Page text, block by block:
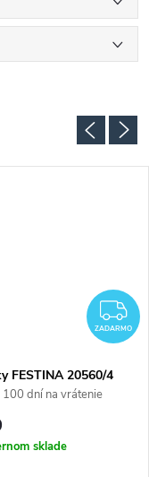
ZADARMO
FESTINA 20560/4
dní na vrátenie
predajca.
sklade